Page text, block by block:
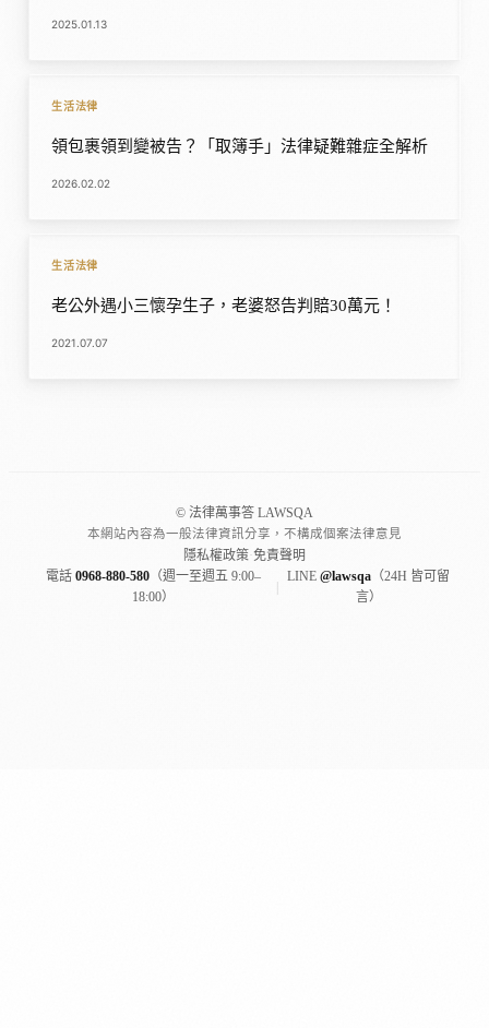
2025.01.13
生活法律
領包裹領到變被告？「取簿手」法律疑難雜症全解析
2026.02.02
生活法律
老公外遇小三懷孕生子，老婆怒告判賠30萬元！
2021.07.07
© 法律萬事答 LAWSQA
本網站內容為一般法律資訊分享，不構成個案法律意見
隱私權政策·免責聲明
電話0968-880-580 （週一至週五 9:00–
18:00）
|
LINE@lawsqa （24H 皆可留
言）